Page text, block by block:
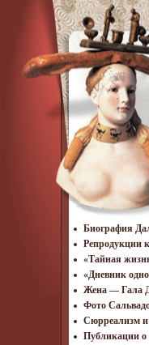
Биография
Репродукции
«Тайная
«Дневник
Жена — Гала
Фото
Cюрреализм
Публикации о